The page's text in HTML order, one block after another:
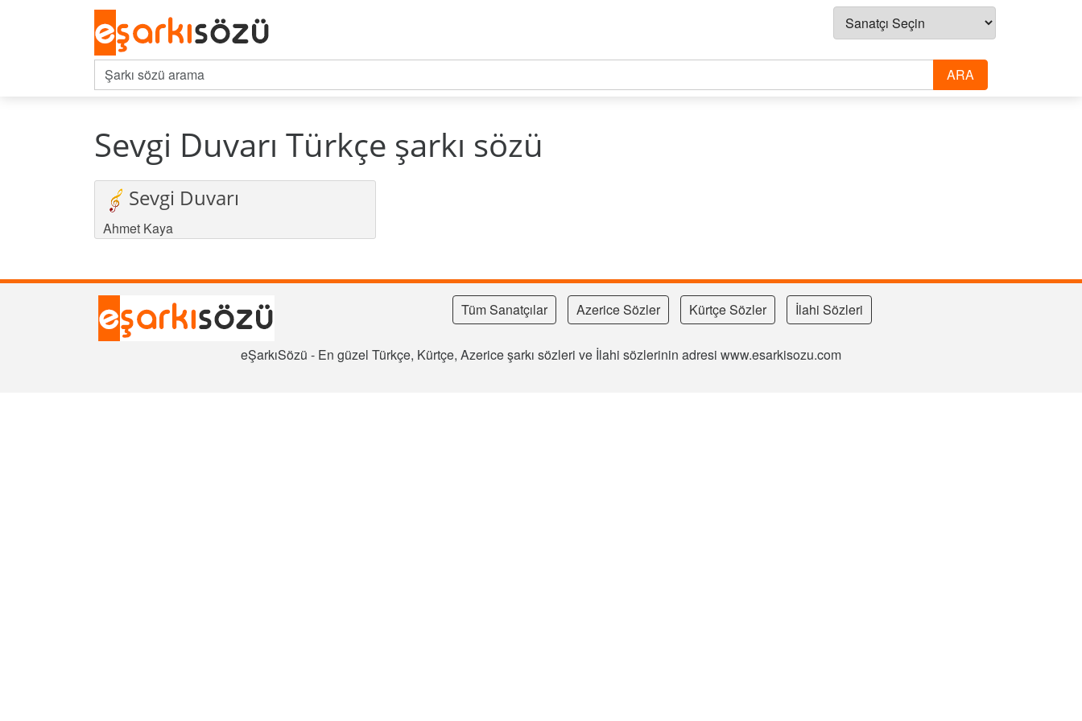
Sevgi Duvarı Türkçe şarkı sözü
Sevgi Duvarı
Ahmet Kaya
Tüm Sanatçılar Azerice Sözler Kürtçe Sözler İlahi Sözleri
eŞarkıSözü - En güzel Türkçe, Kürtçe, Azerice şarkı sözleri ve İlahi sözlerinin adresi www.esarkisozu.com